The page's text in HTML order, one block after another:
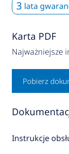
3 lata
Karta PDF
Najważniejsze
Pobierz
Instrukcje